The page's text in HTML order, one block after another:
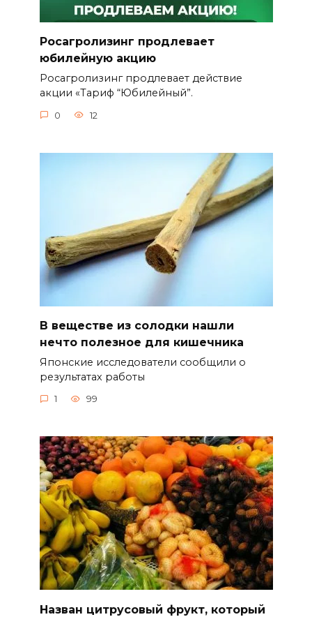
Росагролизинг продлевает
юбилейную акцию
Росагролизинг продлевает действие
акции «Тариф “Юбилейный”.
0 12
В веществе из солодки нашли
нечто полезное для кишечника
Японские исследователи сообщили о
результатах работы
1 99
Назван цитрусовый фрукт, который